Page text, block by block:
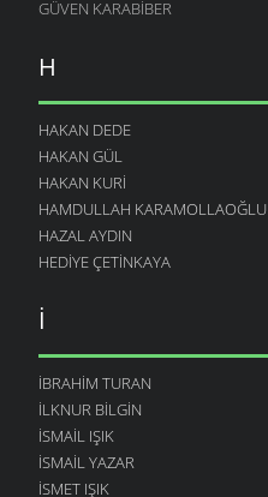
GÜVEN KARABIBER
H
HAKAN DEDE
HAKAN GÜL
HAKAN KURI
HAMDULLAH KARAMOLLAOĞLU
HAZAL AYDIN
HEDIYE ÇETINKAYA
I
İBRAHIM TURAN
İLKNUR BILGIN
İSMAIL IŞIK
ISMAIL YAZAR
ISMET IŞIK